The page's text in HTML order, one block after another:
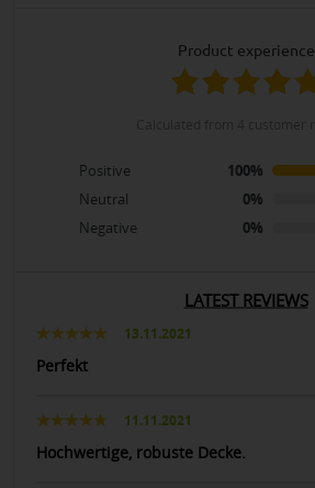
product experience
Positive
100%
Neutral
0%
Negative
0%
LATEST REVIEWS
13.11.2021
Perfekt
11.11.2021
Hochwertige, robuste Decke.